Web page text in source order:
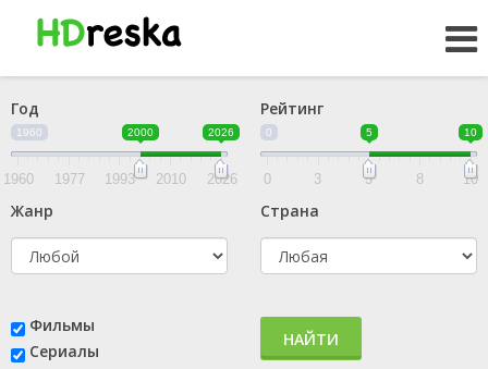
Год
1960 2000 2026
1960 1977 1993 2010 2026
Рейтинг
0 5 10
0 3 5 8 10
Жанр Страна
Фильмы
Сериалы
НАЙТИ